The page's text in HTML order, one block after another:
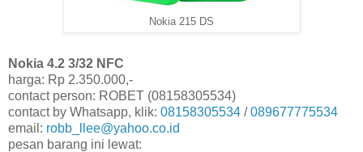
Nokia 215 DS
Nokia 4.2 3/32 NFC
harga: Rp 2.350.000,-
contact person: ROBET (08158305534)
contact by Whatsapp, klik: 08158305534 /089677775534
email: robb_llee@yahoo.co.id
pesan barang ini lewat: